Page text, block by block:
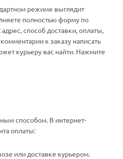
режиме выглядит
полностью форму по
способ доставки, оплаты,
к заказу написать
курьеру вас найти. Нажмите
способом. В интернет-
оплаты:
или доставке курьером.